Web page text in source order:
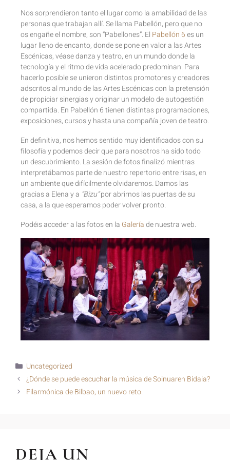
Nos sorprendieron tanto el lugar como la amabilidad de las
personas que trabajan allí. Se llama Pabellón, pero que no
os engañe el nombre, son “Pabellones”. El Pabellón 6es un
lugar lleno de encanto, donde se pone en valor a las Artes
Escénicas, véase danza y teatro, en un mundo donde la
tecnología y el ritmo de vida acelerado predominan. Para
hacerlo posible se unieron distintos promotores y creadores
adscritos al mundo de las Artes Escénicas con la pretensión
de propiciar sinergias y originar un modelo de autogestión
compartida. En Pabellón 6 tienen distintas programaciones,
exposiciones, cursos y hasta una compañía joven de teatro.
En definitiva, nos hemos sentido muy identificados con su
filosofía y podemos decir que para nosotros ha sido todo
un descubrimiento. La sesión de fotos finalizó mientras
interpretábamos parte de nuestro repertorio entre risas, en
un ambiente que difícilmente olvidaremos. Damos las
gracias a Elena y a “Bizu”por abrirnos las puertas de su
casa, a la que esperamos poder volver pronto.
Podéis acceder a las fotos en la Galeríade nuestra web.
Uncategorized
¿Dónde se puede escuchar la música de Soinuaren Bidaia?
Filarmónica de Bilbao, un nuevo reto.
DEJA UN